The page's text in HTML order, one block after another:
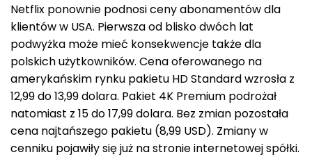
Netflix ponownie podnosi ceny abonamentów dla
klientów w USA. Pierwsza od blisko dwóch lat
podwyżka może mieć konsekwencje także dla
polskich użytkowników. Cena oferowanego na
amerykańskim rynku pakietu HD Standard wzrosła z
12,99 do 13,99 dolara. Pakiet 4K Premium podrożał
natomiast z 15 do 17,99 dolara. Bez zmian pozostała
cena najtańszego pakietu (8,99 USD). Zmiany w
cenniku pojawiły się już na stronie internetowej spółki.